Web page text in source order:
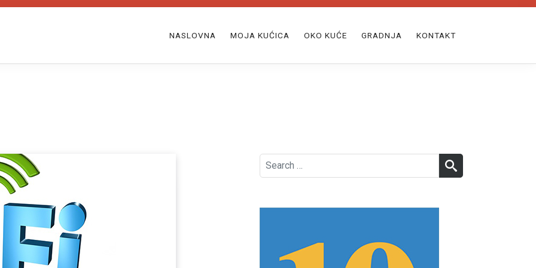
NASLOVNA MOJA KUĆICA OKO KUĆE GRADNJA KONTAKT
Search
for: